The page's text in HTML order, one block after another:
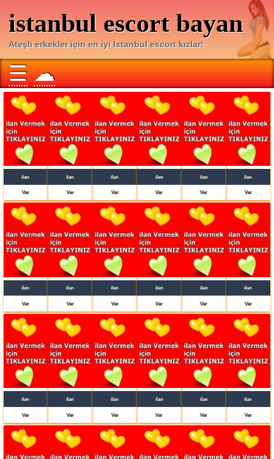
istanbul escort bayan
Ateşli erkekler için en iyi İstanbul escort kızlar!
☰ ☁
ilan
Ver
ilan
Ver
ilan
Ver
ilan
Ver
ilan
Ver
ilan
Ver
ilan
Ver
ilan
Ver
ilan
Ver
ilan
Ver
ilan
Ver
ilan
Ver
ilan
Ver
ilan
Ver
ilan
Ver
ilan
Ver
ilan
Ver
ilan
Ver